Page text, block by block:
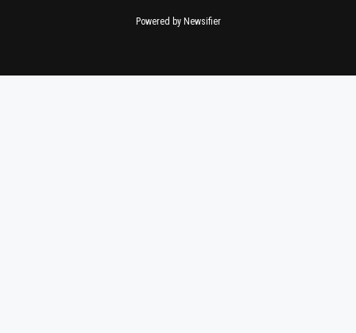
Powered by Newsifier